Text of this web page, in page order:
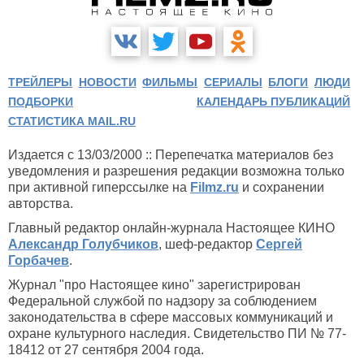
ТРЕЙЛЕРЫ НОВОСТИ ФИЛЬМЫ СЕРИАЛЫ БЛОГИ ЛЮДИ
ПОДБОРКИ
КАЛЕНДАРЬ ПУБЛИКАЦИЙ
СТАТИСТИКА MAIL.RU
Издается с 13/03/2000 :: Перепечатка материалов без
уведомления и разрешения редакции возможна только
при активной гиперссылке на Filmz.ru и сохранении
авторства.
Главный редактор онлайн-журнала Настоящее КИНО
Александр Голубчиков, шеф-редактор Сергей
Горбачев.
Журнал "про Настоящее кино" зарегистрирован
Федеральной службой по надзору за соблюдением
законодательства в сфере массовых коммуникаций и
охране культурного наследия. Свидетельство ПИ № 77-
18412 от 27 сентября 2004 года.